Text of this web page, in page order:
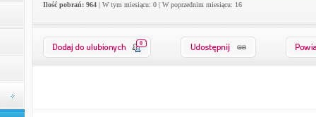
Ilość pobrań: 964| W tym miesiącu: 0 | W poprzednim miesiącu: 16
0